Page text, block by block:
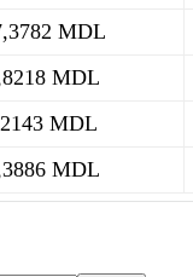
MDL
MDL
MDL
MDL